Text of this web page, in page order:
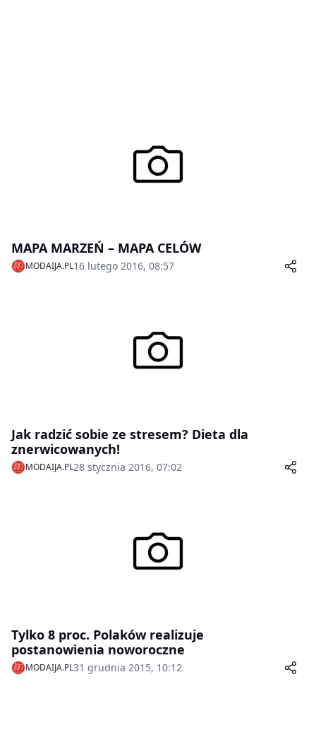
MAPA MARZEŃ – MAPA CELÓW
MODAIJA.PL16 lutego 2016, 08:57
Jak radzić sobie ze stresem? Dieta dla
znerwicowanych!
MODAIJA.PL28 stycznia 2016, 07:02
Tylko 8 proc. Polaków realizuje
postanowienia noworoczne
MODAIJA.PL31 grudnia 2015, 10:12